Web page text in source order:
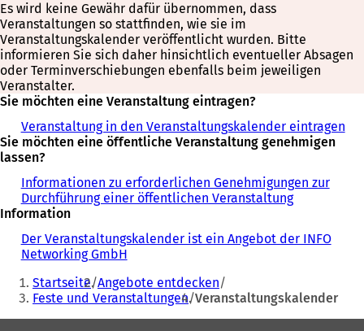
Es wird keine Gewähr dafür übernommen, dass
Veranstaltungen so stattfinden, wie sie im
Veranstaltungskalender veröffentlicht wurden. Bitte
informieren Sie sich daher hinsichtlich eventueller Absagen
oder Terminverschiebungen ebenfalls beim jeweiligen
Veranstalter.
Sie möchten eine Veranstaltung eintragen?
Veranstaltung in den Veranstaltungskalender eintragen
Sie möchten eine öffentliche Veranstaltung genehmigen
lassen?
Informationen zu erforderlichen Genehmigungen zur
Durchführung einer öffentlichen Veranstaltung
Information
Der Veranstaltungskalender ist ein Angebot der INFO
Networking GmbH
Sie
befinden
sich
Startseite Angebote entdecken
Feste und Veranstaltungen Veranstaltungskalender